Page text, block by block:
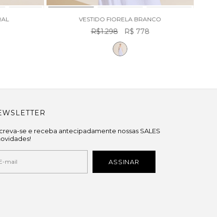
VESTIDO FIORELA BRANCO
R$1.298 R$ 778
se e receba antecipadamente nossas SALES